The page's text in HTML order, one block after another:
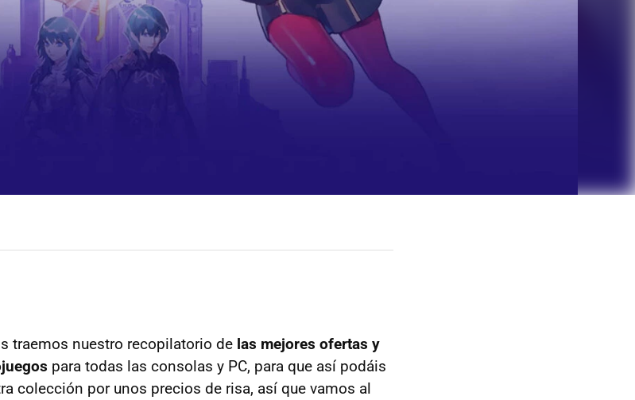
traemos nuestro recopilatorio de las mejores ofertas y
para todas las consolas y PC, para que así podáis
colección por unos precios de risa, así que vamos al